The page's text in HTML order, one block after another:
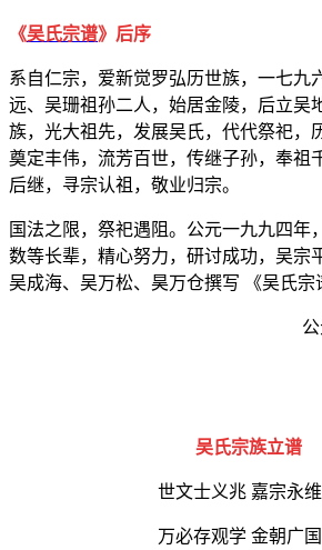
《吴氏宗谱》 后序
系自仁宗，爱新觉罗弘历世族，一七九
远、吴珊祖孙二人，始居金陵，后立吴
族，光大祖先，发展吴氏，代代祭祀，
奠定丰伟，流芳百世，传继子孙，奉祖
后继，寻宗认祖，敬业归宗。
国法之限，祭祀遇阻。公元一九九四年
数等长辈，精心努力，研讨成功，吴宗
吴成海、吴万松、昊万仓撰写 《吴氏宗
吴氏宗族立谱
世文士义兆 嘉宗永
万必存观学 金朝广